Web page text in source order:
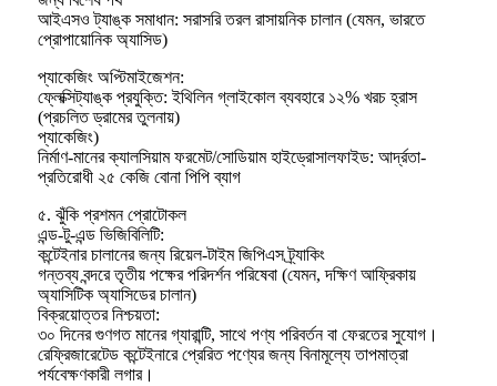
আইএসও ট্যাঙ্ক সমাধান: সরাসরি তরল রাসায়নিক চালান (যেমন, ভারতে
প্রোপায়োনিক অ্যাসিড)
প্যাকেজিং অপ্টিমাইজেশন:
ফ্লেক্সিট্যাঙ্ক প্রযুক্তি: ইথিলিন গ্লাইকোল ব্যবহারে ১২% খরচ হ্রাস
(প্রচলিত ড্রামের তুলনায়)
প্যাকেজিং)
নির্মাণ-মানের ক্যালসিয়াম ফরমেট/সোডিয়াম হাইড্রোসালফাইড: আর্দ্রতা-
প্রতিরোধী ২৫ কেজি বোনা পিপি ব্যাগ
৫. ঝুঁকি প্রশমন প্রোটোকল
এন্ড-টু-এন্ড ভিজিবিলিটি:
কন্টেইনার চালানের জন্য রিয়েল-টাইম জিপিএস ট্র্যাকিং
গন্তব্য বন্দরে তৃতীয় পক্ষের পরিদর্শন পরিষেবা (যেমন, দক্ষিণ আফ্রিকায়
অ্যাসিটিক অ্যাসিডের চালান)
বিক্রয়োত্তর নিশ্চয়তা:
৩০ দিনের গুণগত মানের গ্যারান্টি, সাথে পণ্য পরিবর্তন বা ফেরতের সুযোগ।
রেফ্রিজারেটেড কন্টেইনারে প্রেরিত পণ্যের জন্য বিনামূল্যে তাপমাত্রা
পর্যবেক্ষণকারী লগার।